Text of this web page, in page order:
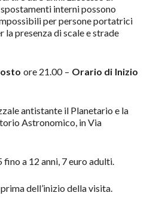
interni possono
per persone portatrici
presenza di scale e strade
ore 21.00 – Orario di Inizio
antistante il Planetario e la
Astronomico, in Via
fino a 12 anni, 7 euro adulti.
dell’inizio della visita.